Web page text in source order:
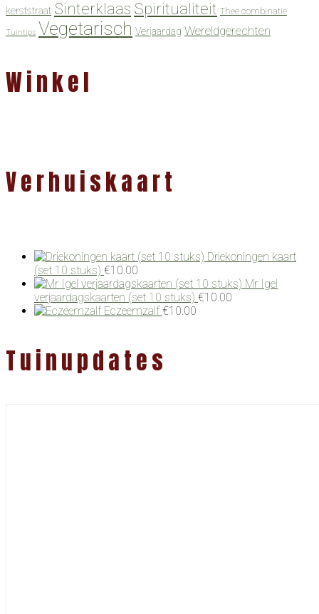
kerststraat Sinterklaas Spiritualiteit Thee combinatie
Tuintips Vegetarisch Verjaardag Wereldgerechten
Winkel
Verhuiskaart
Driekoningen kaart
(set 10 stuks) €10.00
Mr Igel
verjaardagskaarten (set 10 stuks) €10.00
Eczeemzalf €10.00
Tuinupdates